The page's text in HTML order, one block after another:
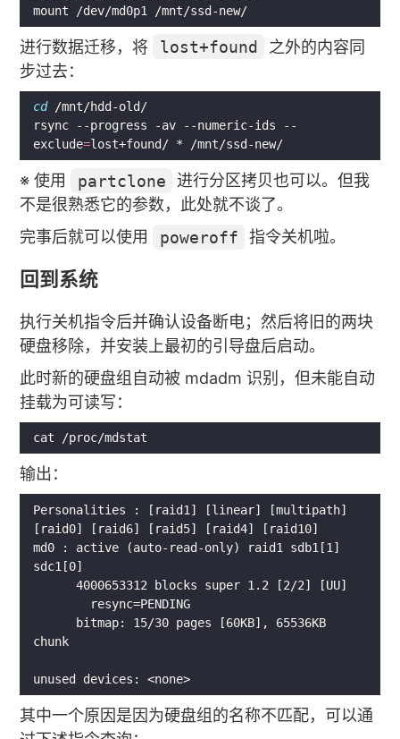
mount /dev/md0p1 /mnt/ssd-new/
进行数据迁移，将 lost+found
之外的内容同
步过去：
cd
/mnt/hdd-old/
rsync --progress -av --numeric-ids --
exclude= lost+found/ * /mnt/ssd-new/
※ 使用 partclone
进行分区拷贝也可以。但我
不是很熟悉它的参数，此处就不谈了。
完事后就可以使用
poweroff 指令关机啦。
回到系统
执行关机指令后并确认设备断电；然后将旧的两块
硬盘移除，并安装上最初的引导盘后启动。
此时新的硬盘组自动被 mdadm 识别，但未能自动
挂载为可读写：
输出：
Personalities : [raid1] [linear] [multipath]
md0 : active (auto-read-only) raid1 sdb1[1]
        resync=PENDING
chunk
unused devices: <none>
其中一个原因是因为硬盘组的名称不匹配，可以通